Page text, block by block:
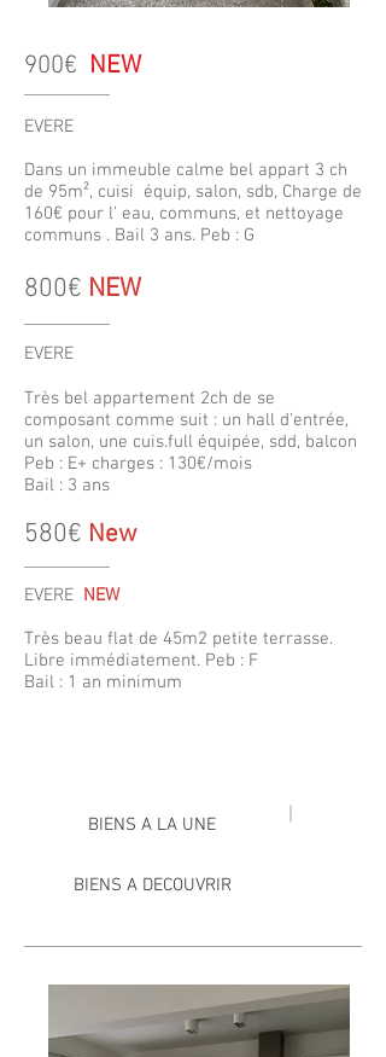
900€ NEW
EVERE
Dans un immeuble calme bel appart 3 ch
de 95m², cuisi équip, salon, sdb, Charge de
160€ pour l' eau, communs, et nettoyage
communs . Bail 3 ans. Peb : G
800€ NEW
EVERE
Très bel appartement 2ch de se
composant comme suit : un hall d'entrée,
un salon, une cuis.full équipée, sdd, balcon
Peb : E+ charges : 130€/mois
Bail : 3 ans
580€ New
EVERE NEW
Très beau flat de 45m2 petite terrasse.
Libre immédiatement. Peb : F
Bail : 1 an minimum
BIENS A LA UNE
BIENS A DECOUVRIR